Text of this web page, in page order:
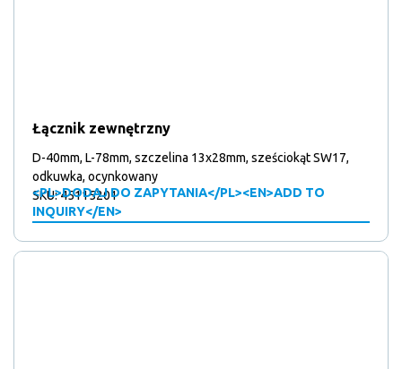
Łącznik zewnętrzny
D-40mm, L-78mm, szczelina 13x28mm, sześciokąt SW17,
odkuwka, ocynkowany
<PL>DODAJ DO ZAPYTANIA</PL><EN>ADD TO
INQUIRY</EN>
SKU: 45115201